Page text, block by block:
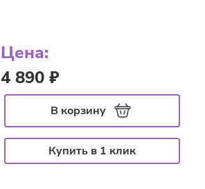
Цена:
4 890 ₽
В корзину
Купить в 1 клик